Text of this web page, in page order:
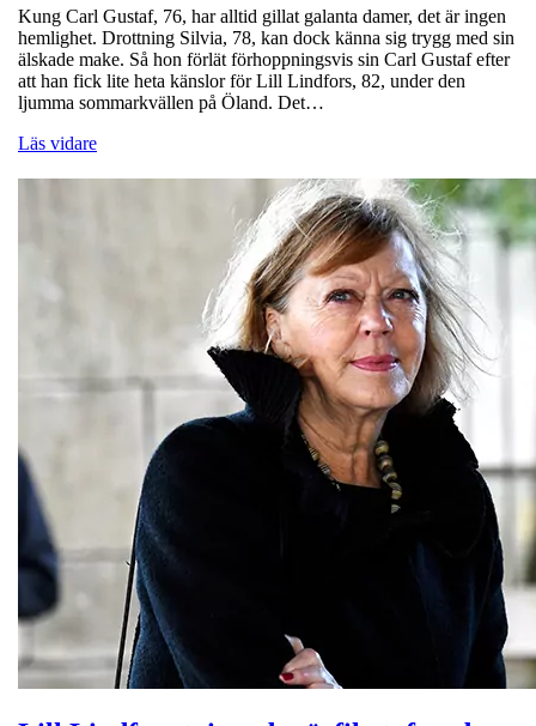
Kung Carl Gustaf, 76, har alltid gillat galanta damer, det är ingen
hemlighet. Drottning Silvia, 78, kan dock känna sig trygg med sin
älskade make. Så hon förlät förhoppningsvis sin Carl Gustaf efter
att han fick lite heta känslor för Lill Lindfors, 82, under den
ljumma sommarkvällen på Öland. Det…
Läs vidare